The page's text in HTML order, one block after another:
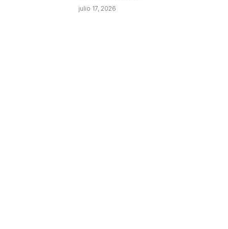
julio 17, 2026